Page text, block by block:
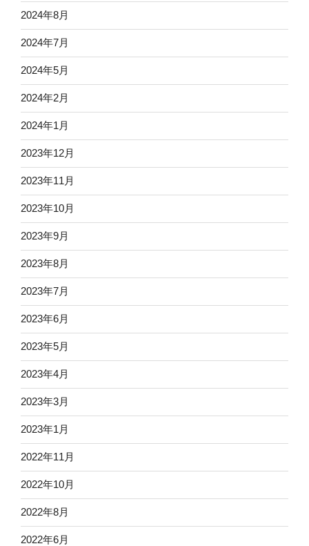
2024年8月
2024年7月
2024年5月
2024年2月
2024年1月
2023年12月
2023年11月
2023年10月
2023年9月
2023年8月
2023年7月
2023年6月
2023年5月
2023年4月
2023年3月
2023年1月
2022年11月
2022年10月
2022年8月
2022年6月